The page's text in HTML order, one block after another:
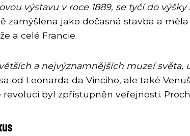
výstavu v roce 1889, se tyčí do
zamýšlena jako dočasná stavba a
a celé Francie.
a nejvýznamnějších muzeí
od Leonarda da Vinciho, ale také
revoluci byl zpřístupněn veřejnosti.